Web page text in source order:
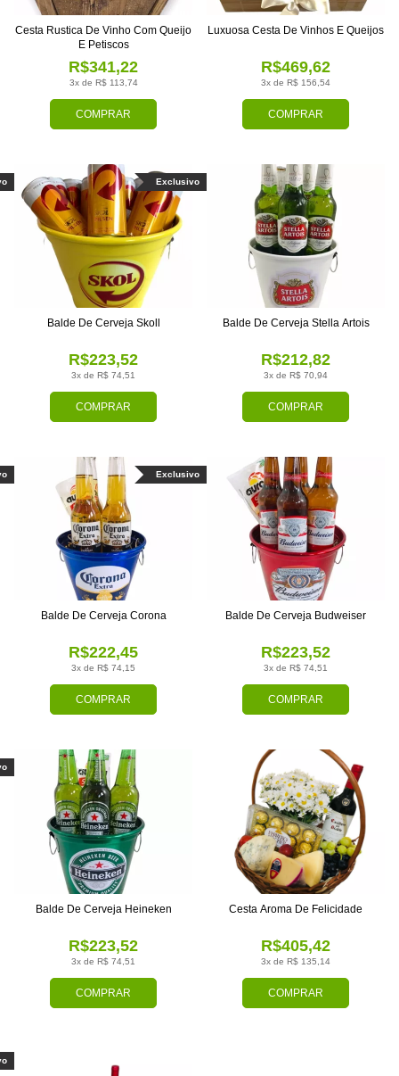
COMPRAR
3x de R$ 113,74
R$341,22
Cesta Rustica De Vinho Com Queijo
E Petiscos
COMPRAR
3x de R$ 156,54
R$469,62
Luxuosa Cesta De Vinhos E Queijos
COMPRAR
3x de R$ 74,51
R$223,52
Balde De Cerveja Skoll
Exclusivo
COMPRAR
3x de R$ 70,94
R$212,82
Balde De Cerveja Stella Artois
COMPRAR
3x de R$ 74,15
R$222,45
Balde De Cerveja Corona
Exclusivo
COMPRAR
3x de R$ 74,51
R$223,52
Balde De Cerveja Budweiser
COMPRAR
3x de R$ 74,51
R$223,52
Balde De Cerveja Heineken
COMPRAR
3x de R$ 135,14
R$405,42
Cesta Aroma De Felicidade